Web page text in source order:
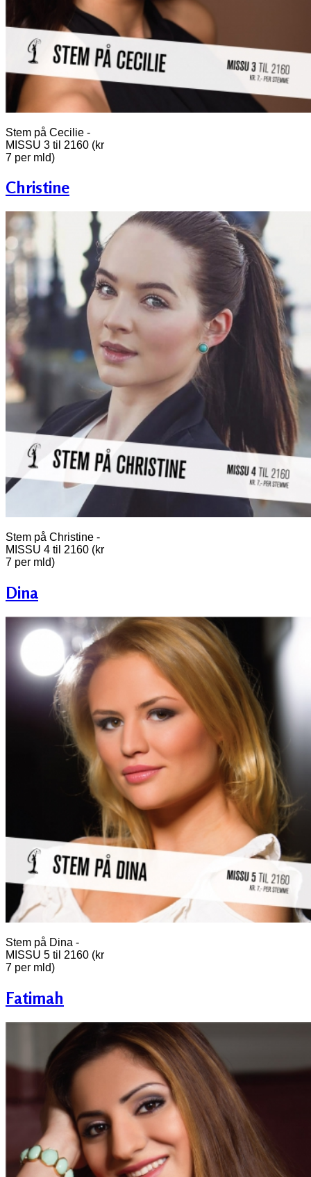
Stem på Cecilie -
MISSU 3 til 2160 (kr
7 per mld)
Christine
Stem på Christine -
MISSU 4 til 2160 (kr
7 per mld)
Dina
Stem på Dina -
MISSU 5 til 2160 (kr
7 per mld)
Fatimah